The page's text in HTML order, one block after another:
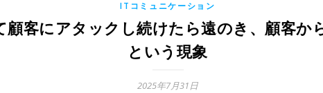
ITコミュニケーション
客にアタックし続けたら遠のき、顧客か
という現象
2025年7月31日